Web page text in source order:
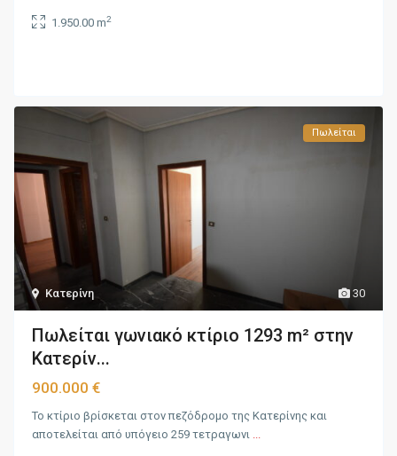
1.950.00 m2
30
Κατερίνη
Πωλείται
Πωλείται γωνιακό κτίριο 1293 m² στην
Κατερίν...
900.000 €
Το κτίριο βρίσκεται στον πεζόδρομο της Κατερίνης και
αποτελείται από υπόγειο 259 τετραγωνι ...